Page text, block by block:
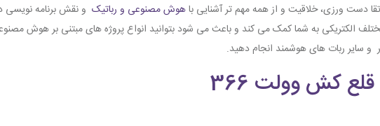
دست ورزی، خلاقیت و از همه مهم تر آشنایی باهوش مصنوعی و رباتیک و نقش برنامه
الکتریکی به شما کمک می کند و باعث می شود بتوانید انواع پروژه های مبتنی بر هوش
و سایر ربات های هوشمند انجام دهید.
كش وولت 366